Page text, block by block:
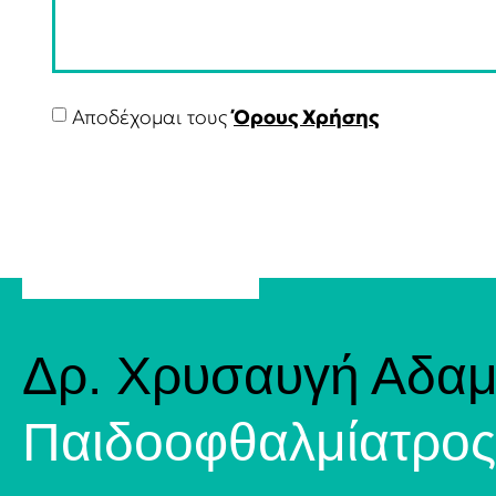
Αποδέχομαι τους Όρους Χρήσης
Δρ. Χρυσαυγή
Παιδοoφθαλμίατρος